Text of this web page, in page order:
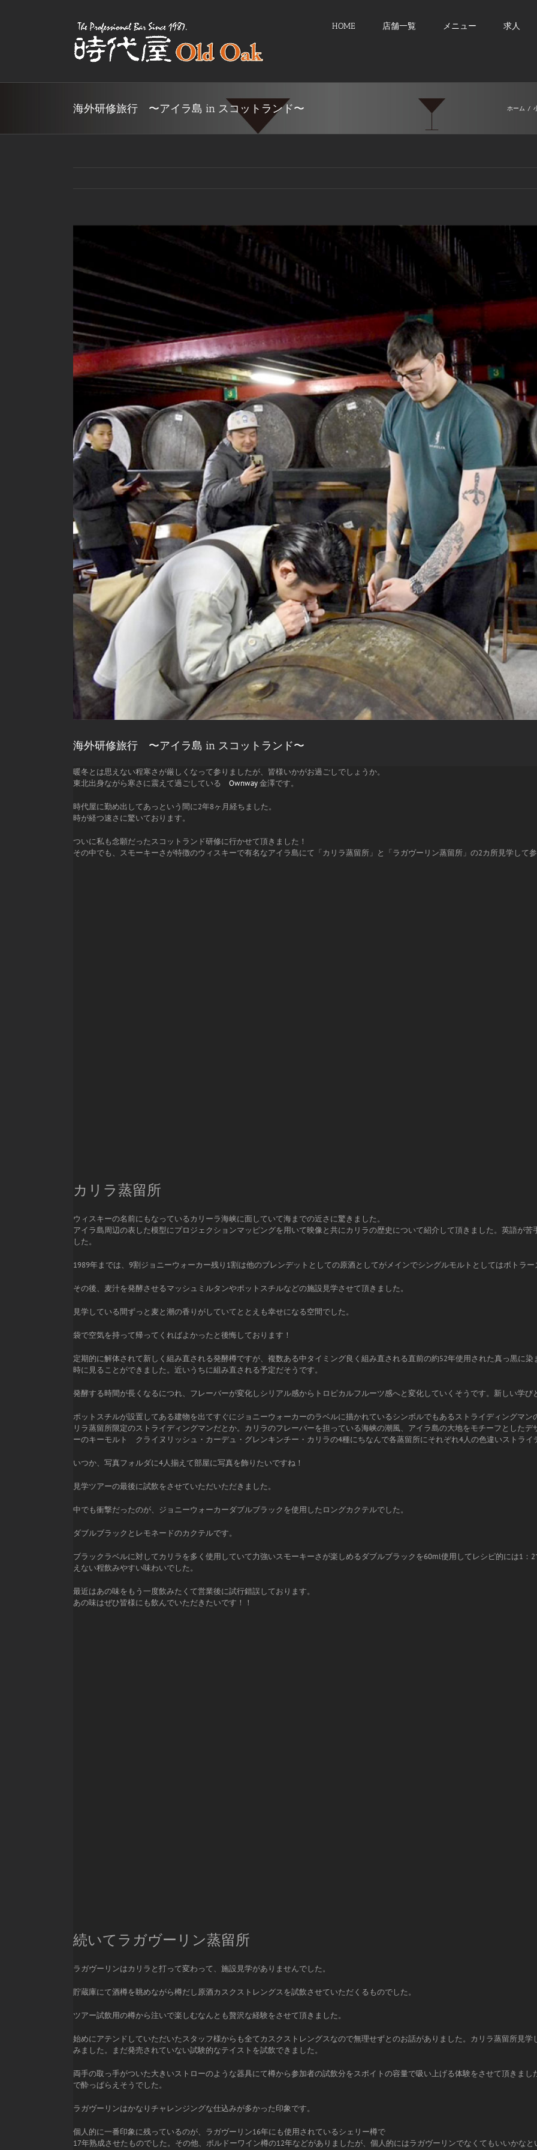
HOME 店舗一覧 メニュー 求人
海外研修旅行 〜アイラ島 in スコットランド〜 ホーム /
海外研修旅行 〜アイラ島 in スコットランド〜
暖冬とは思えない程寒さが厳しくなって参りましたが、皆様いかがお過ごしでしょうか。
東北出身ながら寒さに震えて過ごしている Ownway金澤です。
時代屋に勤め出してあっという間に2年8ヶ月経ちました。
時が経つ速さに驚いております。
ついに私も念願だったスコットランド研修に行かせて頂きました！
その中でも、スモーキーさが特徴のウィスキーで有名なアイラ島にて「カリラ蒸留所」と「ラガヴーリン蒸留所」の2カ所見学して参
カリラ蒸留所
ウィスキーの名前にもなっているカリーラ海峡に面していて海までの近さに驚きました。
アイラ島周辺の表した模型にプロジェクションマッピングを用いて映像と共にカリラの歴史について紹介して頂きました。英語が
した。
1989年までは、9割ジョニーウォーカー残り1割は他のブレンデットとしての原酒としてがメインでシングルモルトとしてはボトラー
その後、麦汁を発酵させるマッシュミルタンやポットスチルなどの施設見学させて頂きました。
見学している間ずっと麦と潮の香りがしていてととえも幸せになる空間でした。
袋で空気を持って帰ってくればよかったと後悔しております！
定期的に解体されて新しく組み直される発酵樽ですが、複数ある中タイミング良く組み直される直前の約52年使用された真っ黒に
時に見ることができました。近いうちに組み直される予定だそうです。
発酵する時間が長くなるにつれ、フレーバーが変化しシリアル感からトロピカルフルーツ感へと変化していくそうです。新しい学び
ポットスチルが設置してある建物を出てすぐにジョニーウォーカーのラベルに描かれているシンボルでもあるストライディングマ
リラ蒸留所限定のストライディングマンだとか。カリラのフレーバーを担っている海峡の潮風、アイラ島の大地をモチーフとした
ーのキーモルト クライヌリッシュ・カーデュ・グレンキンチー・カリラの4種にちなんで各蒸留所にそれぞれ4人の色違いストライ
いつか、写真フォルダに4人揃えて部屋に写真を飾りたいですね！
見学ツアーの最後に試飲をさせていただいただきました。
中でも衝撃だったのが、ジョニーウォーカーダブルブラックを使用したロングカクテルでした。
ダブルブラックとレモネードのカクテルです。
ブラックラベルに対してカリラを多く使用していて力強いスモーキーさが楽しめるダブルブラックを60ml使用してレシピ的には1：
えない程飲みやすい味わいでした。
最近はあの味をもう一度飲みたくて営業後に試行錯誤しております。
あの味はぜひ皆様にも飲んでいただきたいです！！
続いてラガヴーリン蒸留所
ラガヴーリンはカリラと打って変わって、施設見学がありませんでした。
貯蔵庫にて酒樽を眺めながら樽だし原酒カスクストレングスを試飲させていただくるものでした。
ツアー試飲用の樽から注いで楽しむなんとも贅沢な経験をさせて頂きました。
始めにアテンドしていただいたスタッフ様からも全てカスクストレングスなので無理せずとのお話がありました。カリラ蒸留所見
みました。まだ発売されていない試験的なテイストを試飲できました。
両手の取っ手がついた大きいストローのような器具にて樽から参加者の試飲分をスポイトの容量で吸い上げる体験をさせて頂きま
で酔っぱらえそうでした。
ラガヴーリンはかなりチャレンジングな仕込みが多かった印象です。
個人的に一番印象に残っているのが、ラガヴーリン16年にも使用されているシェリー樽で
17年熟成させたものでした。その他、ボルドーワイン樽の12年などがありましたが、個人的にはラガヴーリンでなくてもいいかなと